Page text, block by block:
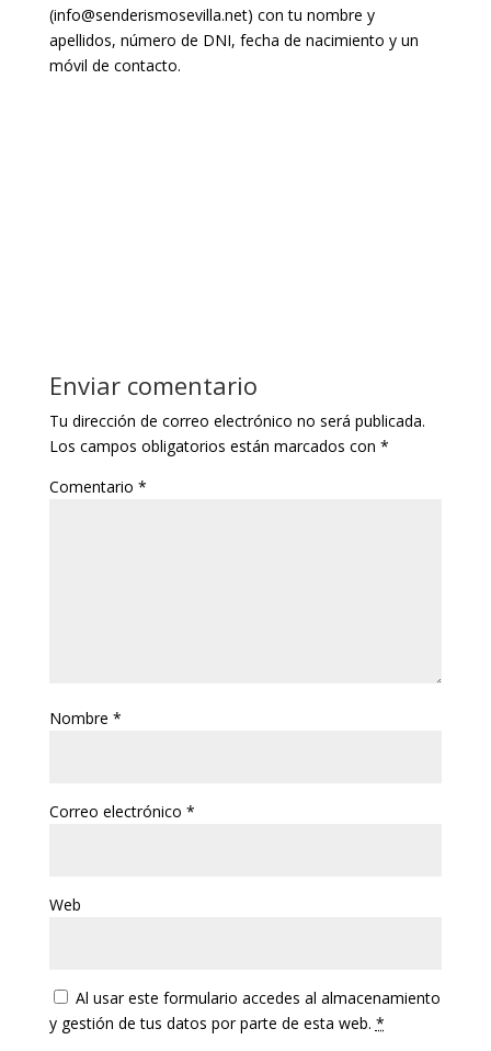
(info@senderismosevilla.net) con tu nombre y
apellidos, número de DNI, fecha de nacimiento y un
móvil de contacto.
Enviar comentario
Tu dirección de correo electrónico no será publicada.
Los campos obligatorios están marcados con *
Comentario *
Nombre *
Correo electrónico *
Web
Al usar este formulario accedes al almacenamiento
y gestión de tus datos por parte de esta web. *